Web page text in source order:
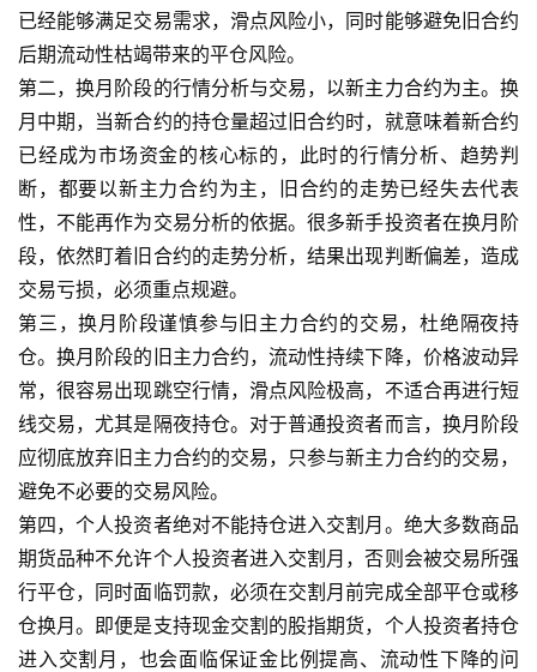
已经能够满足交易需求，滑点风险小，同时能够避免旧合约
后期流动性枯竭带来的平仓风险。
第二，换月阶段的行情分析与交易，以新主力合约为主。换
月中期，当新合约的持仓量超过旧合约时，就意味着新合约
已经成为市场资金的核心标的，此时的行情分析、趋势判
断，都要以新主力合约为主，旧合约的走势已经失去代表
性，不能再作为交易分析的依据。很多新手投资者在换月阶
段，依然盯着旧合约的走势分析，结果出现判断偏差，造成
交易亏损，必须重点规避。
第三，换月阶段谨慎参与旧主力合约的交易，杜绝隔夜持
仓。换月阶段的旧主力合约，流动性持续下降，价格波动异
常，很容易出现跳空行情，滑点风险极高，不适合再进行短
线交易，尤其是隔夜持仓。对于普通投资者而言，换月阶段
应彻底放弃旧主力合约的交易，只参与新主力合约的交易，
避免不必要的交易风险。
第四，个人投资者绝对不能持仓进入交割月。绝大多数商品
期货品种不允许个人投资者进入交割月，否则会被交易所强
行平仓，同时面临罚款，必须在交割月前完成全部平仓或移
仓换月。即便是支持现金交割的股指期货，个人投资者持仓
进入交割月，也会面临保证金比例提高、流动性下降的问